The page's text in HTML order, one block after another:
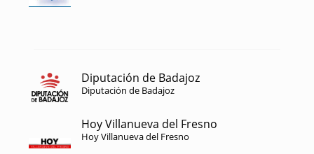
Diputación de Badajoz
Diputación de Badajoz
Hoy Villanueva del Fresno
Hoy Villanueva del Fresno